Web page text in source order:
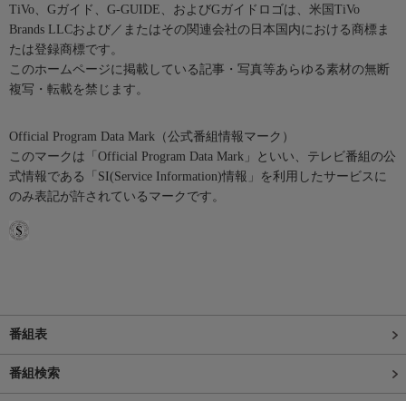
TiVo、Gガイド、G-GUIDE、およびGガイドロゴは、米国TiVo
Brands LLCおよび／またはその関連会社の日本国内における商標ま
たは登録商標です。
このホームページに掲載している記事・写真等あらゆる素材の無断
複写・転載を禁じます。
Official Program Data Mark（公式番組情報マーク）
このマークは「Official Program Data Mark」といい、テレビ番組の公
式情報である「SI(Service Information)情報」を利用したサービスに
のみ表記が許されているマークです。
番組表
番組検索